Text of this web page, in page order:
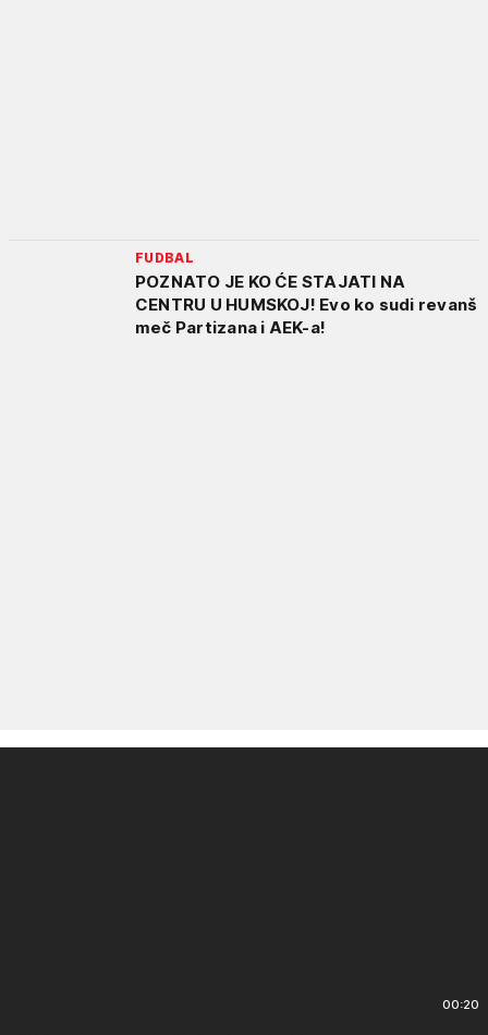
FUDBAL
POZNATO JE KO ĆE STAJATI NA
CENTRU U HUMSKOJ! Evo ko sudi revanš
meč Partizana i AEK-a!
00:20